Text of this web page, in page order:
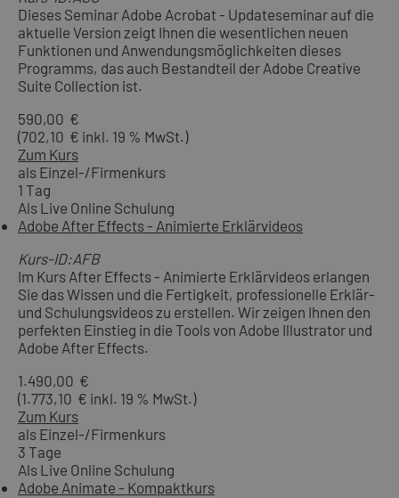
Dieses Seminar Adobe Acrobat - Updateseminar auf die
aktuelle Version zeigt Ihnen die wesentlichen neuen
Funktionen und Anwendungsmöglichkeiten dieses
Programms, das auch Bestandteil der Adobe Creative
Suite Collection ist.
590,00 €
(702,10 € inkl. 19 % MwSt.)
Zum Kurs
als Einzel-/Firmenkurs
1 Tag
Als Live Online Schulung
Adobe After Effects - Animierte Erklärvideos
Kurs-ID:AFB
Im Kurs After Effects - Animierte Erklärvideos erlangen
Sie das Wissen und die Fertigkeit, professionelle Erklär-
und Schulungsvideos zu erstellen. Wir zeigen Ihnen den
perfekten Einstieg in die Tools von Adobe Illustrator und
Adobe After Effects.
1.490,00 €
(1.773,10 € inkl. 19 % MwSt.)
Zum Kurs
als Einzel-/Firmenkurs
3 Tage
Als Live Online Schulung
Adobe Animate - Kompaktkurs